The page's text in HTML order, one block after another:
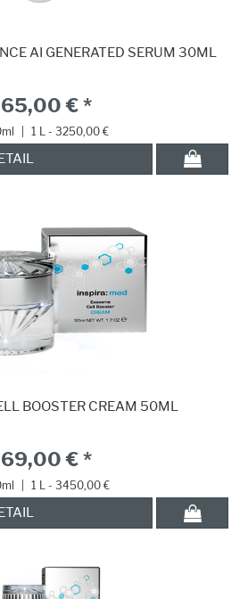
AI GENERATED SERUM 30ML
65,00 € *
1 L - 3250,00 €
BOOSTER CREAM 50ML
69,00 € *
1 L - 3450,00 €